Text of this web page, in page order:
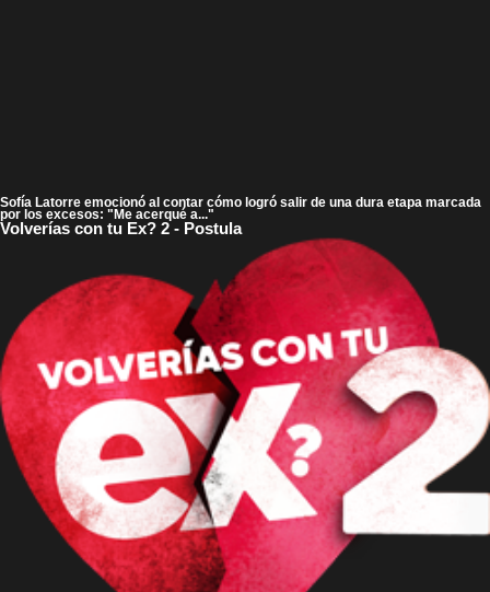
Sofía Latorre emocionó al contar cómo logró salir de una dura etapa marcada
por los excesos: "Me acerqué a..."
Volverías con tu Ex? 2 - Postula